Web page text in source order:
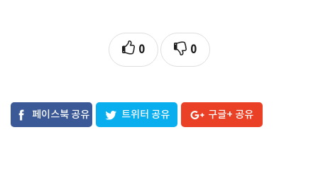
0 0
페이스북 공유 트위터 공유 구글+ 공유